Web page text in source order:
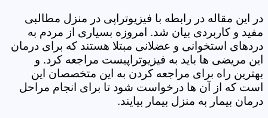
در این مقاله در رابطه با فیزیوتراپی در منزل مطالبی
مفید و کاربردی بیان شد. امروزه بسیاری از مردم به
دردهای استخوانی و عضلانی مبتلا هستند که برای درمان
این مریضی ها باید به فیزیوتراپیست مراجعه کرد. و
بهترین راه برای مراجعه کردن به این متخصصان این
است که از آن ها درخواست شود تا برای انجام مراحل
درمان بیمار به منزل بیمار بیایند.